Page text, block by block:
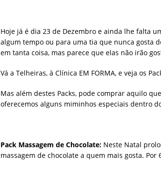
Hoje já é dia 23 de Dezembro e ainda lhe falta
algum tempo ou para uma tia que nunca gosta
em tanta coisa, mas parece que elas não irão
Vá a Telheiras, à Clínica EM FORMA, e veja os
Mas além destes Packs, pode comprar aquilo
oferecemos alguns miminhos especiais dentro
Pack Massagem de Chocolate: Neste Natal
massagem de chocolate a quem mais gosta. Por